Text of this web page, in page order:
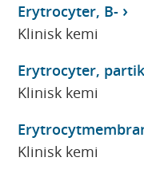
Erytrocyter, B-
Klinisk kemi
Erytrocyter,
Klinisk kemi
Klinisk kemi